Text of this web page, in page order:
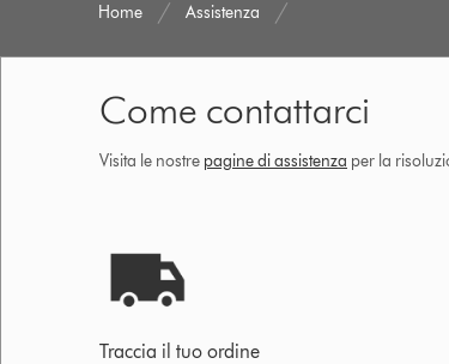
Home Assistenza
Come contattarci
Visita le nostre pagine di assistenza per la
Traccia il tuo ordine